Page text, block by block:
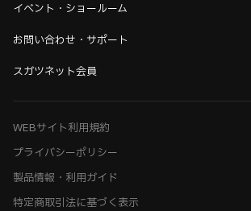
イベント・ショールーム
お問い合わせ・サポート
スガツネット会員
WEBサイト利用規約
プライバシーポリシー
製品情報・利用ガイド
特定商取引法に基づく表示